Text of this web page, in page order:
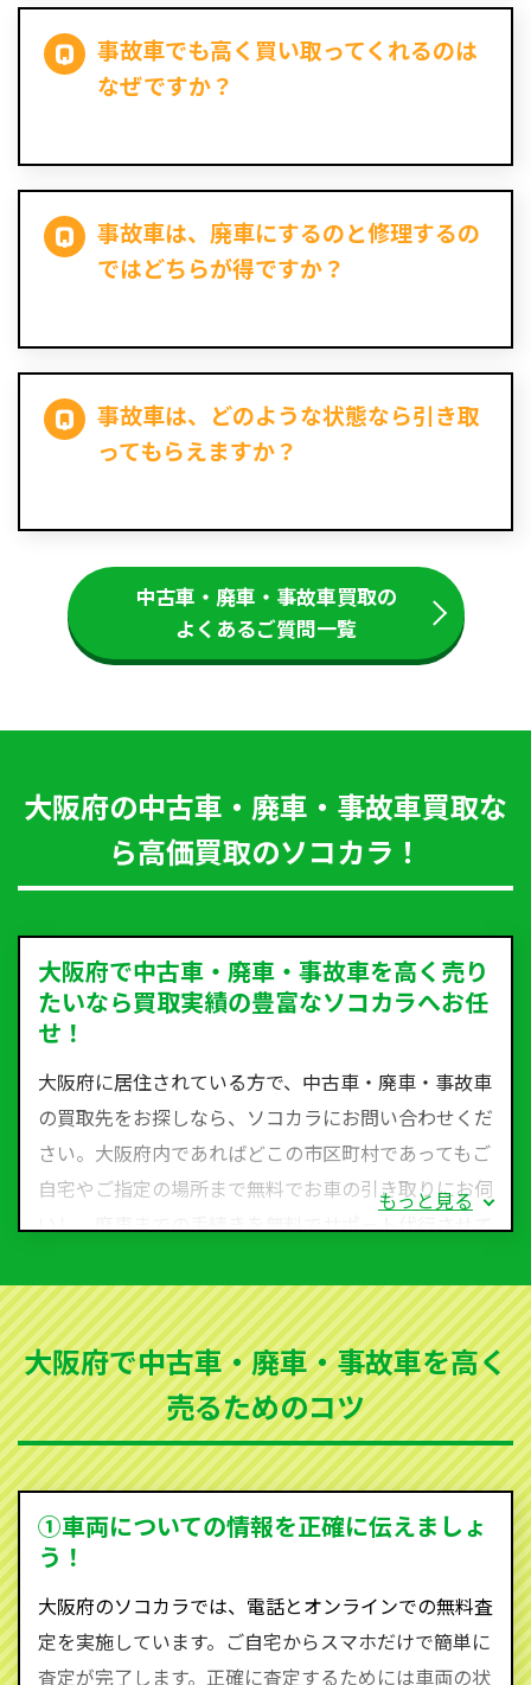
事故車でも高く買い取ってくれるのは
なぜですか？
事故車は、廃車にするのと修理するの
ではどちらが得ですか？
事故車は、どのような状態なら引き取
ってもらえますか？
中古車・廃車・事故車買取の
よくあるご質問一覧
大阪府の中古車・廃車・事故車買取な
ら高価買取のソコカラ！
大阪府で中古車・廃車・事故車を高く売り
たいなら買取実績の豊富なソコカラへお任
せ！
大阪府に居住されている方で、中古車・廃車・事故車
の買取先をお探しなら、ソコカラにお問い合わせくだ
さい。大阪府内であればどこの市区町村であってもご
自宅やご指定の場所まで無料でお車の引き取りにお伺
いし、廃車までの手続きを無料でサポート代行させて
など動かない車、水害車、不動車、乗らなくなってし
まった車、車検が切れて動かすことができない車でも
買取可能です。
ソコカラは世界１１０か国に独自の販売ネットワーク
を持ち、国内に自社物流網、自社ヤードをもっている
ため、中間マージンがかかりません。だから高価買取
を実現し、お客様に利益を還元することができるので
す。
590-870）までお問い合わせ下さい。
査定・ご相談・見積もりはすべて無料で行います。安
もっと見る
大阪府で中古車・廃車・事故車を高く
売るためのコツ
①車両についての情報を正確に伝えましょ
う！
大阪府のソコカラでは、電話とオンラインでの無料査
定を実施しています。ご自宅からスマホだけで簡単に
査定が完了します。正確に査定するためには車両の状